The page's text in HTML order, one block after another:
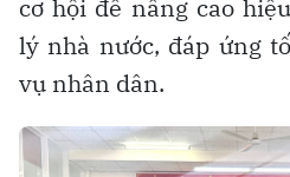
cơ hội để nâng cao
lý nhà nước, đáp ứng
vụ nhân dân.